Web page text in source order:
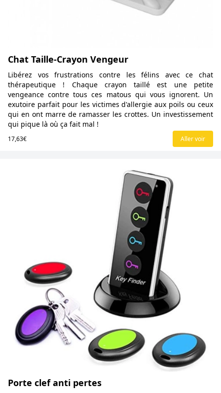
Chat Taille-Crayon Vengeur
Libérez vos frustrations contre les félins avec ce chat
thérapeutique ! Chaque crayon taillé est une petite
vengeance contre tous ces matous qui vous ignorent. Un
exutoire parfait pour les victimes d'allergie aux poils ou ceux
qui en ont marre de ramasser les crottes. Un investissement
qui pique là où ça fait mal !
17,63€ Aller voir
Porte clef anti pertes